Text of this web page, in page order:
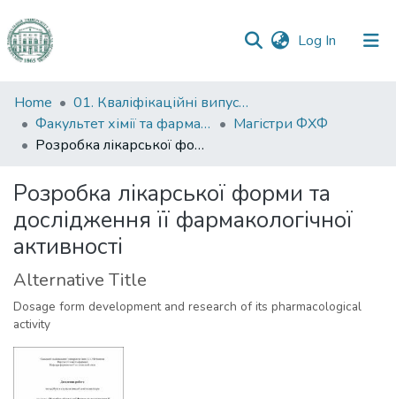
Log In (current)
Communities
&
Collections
Statistics
Home
01. Кваліфікаційні випускні роботи здобувачів вищої освіти
Факультет хімії та фармації
Магістри ФХФ
Розробка лікарської форми та дослідження її фармакологічної активності
Розробка лікарської форми та
дослідження її фармакологічної
активності
Alternative Title
Dosage form development and research of its pharmacological
activity